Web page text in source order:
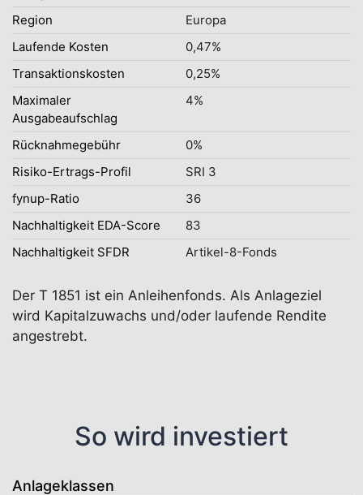
Region
Europa
Laufende Kosten
0,47%
Transaktionskosten
0,25%
Maximaler
Ausgabeaufschlag
4%
Rücknahmegebühr
0%
Risiko-Ertrags-Profil
SRI 3
fynup-Ratio
36
Nachhaltigkeit EDA-Score
83
Nachhaltigkeit SFDR
Artikel-8-Fonds
Der T 1851 ist ein Anleihenfonds. Als Anlageziel
wird Kapitalzuwachs und/oder laufende Rendite
angestrebt.
So wird investiert
Anlageklassen